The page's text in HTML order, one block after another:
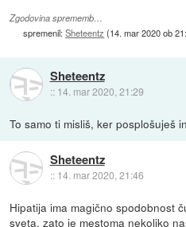
Zgodovina sprememb…
spremenil:Sheteentz (14. mar 2020 ob
Sheteentz
:: 14. mar 2020, 21:29
To samo ti misliš, ker posplošuješ
Sheteentz
:: 14. mar 2020, 21:46
Hipatija ima magično spodobnost
sveta, zato je mestoma nekoliko